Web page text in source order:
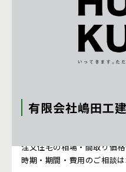
有限会社嶋田工建
注文住宅の相場・間取り価
時期・期間・費用のご相談